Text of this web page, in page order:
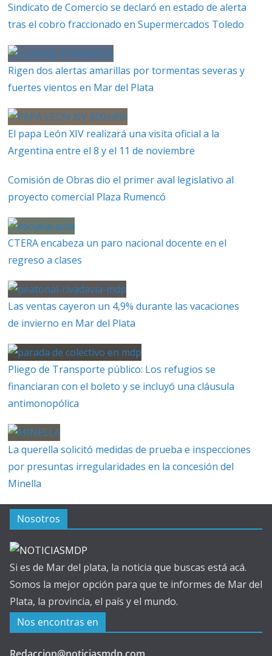
Sindicato de Comercio se declaró en estado de alerta
tras el cobro fraccionado en Supermercados Toledo
Rigen dos alertas amarillas por tormentas severas y
fuertes vientos en Mar del Plata
El papa León XIV realizará una visita oficial a la
Argentina entre el 8 y el 11 de noviembre
Comisión de Obras dio el primer aval legislativo al
proyecto comercial Plaza Rumencó
CTERA encabeza un paro nacional docente en el
regreso a clases
Las ventas cayeron un 4,9% durante las vacaciones
de invierno en Mar del Plata
Pliego de Transporte público: Los refugios se
financiaran con el boleto y se incluyó una cláusula
antimonopólica
La querella solicitó medidas de prueba e inspecciones
por presuntas irregularidades en la concesión del
Minella
Nosotros
Si es de Mar del plata, la noticia que buscas está acá.
Somos la mejor opción para que te informes de Mar del
Plata, la provincia, el país y el mundo.
Nos encontras en